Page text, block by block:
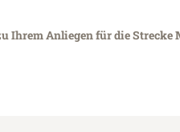
Ihrem Anliegen für die